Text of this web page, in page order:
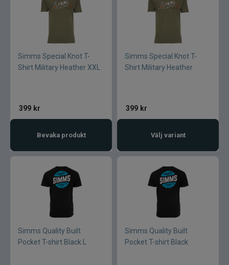
Simms Special Knot T-
Shirt Military Heather XXL
399 kr
Bevaka produkt
Simms Special Knot T-
Shirt Military Heather
399 kr
Välj variant
Simms Quality Built
Pocket T-shirt Black L
Simms Quality Built
Pocket T-shirt Black